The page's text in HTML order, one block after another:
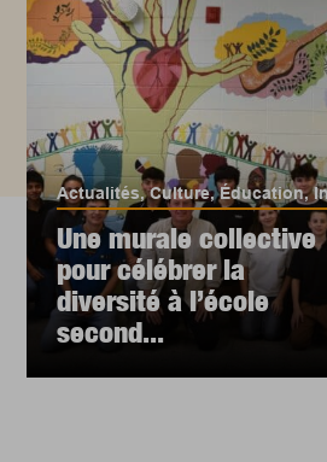
Actualités,Culture,Éducation,
Une murale collective
pour célébrer la
diversité à l’école
second...